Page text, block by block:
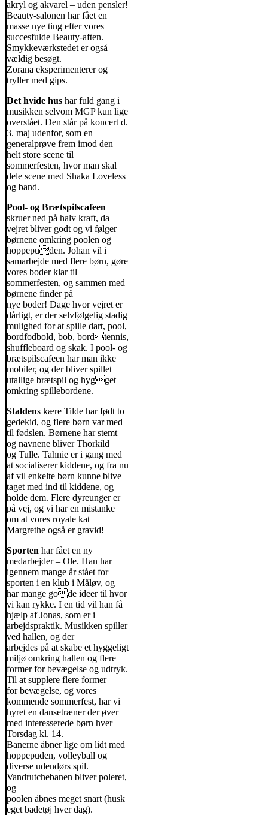
akryl og akvarel – uden pensler!
Beauty-salonen har fået en
masse nye ting efter vores
succesfulde Beauty-aften.
Smykkeværkstedet er også
vældig besøgt.
Zorana eksperimenterer og
tryller med gips.
Det hvide hus har fuld gang i
musikken selvom MGP kun lige
overstået. Den står på koncert d.
3. maj udenfor, som en
generalprøve frem imod den
helt store scene til
sommerfesten, hvor man skal
dele scene med Shaka Loveless
og band.
Pool- og Brætspilscafeen
skruer ned på halv kraft, da
vejret bliver godt og vi følger
børnene omkring poolen og
hoppepuden. Johan vil i
samarbejde med flere børn, gøre
vores boder klar til
sommerfesten, og sammen med
børnene finder på
nye boder! Dage hvor vejret er
dårligt, er der selvfølgelig stadig
mulighed for at spille dart, pool,
bordfodbold, bob, bordtennis,
shuffleboard og skak. I pool- og
brætspilscafeen har man ikke
mobiler, og der bliver spillet
utallige brætspil og hygget
omkring spillebordene.
Staldens kære Tilde har født to
gedekid, og flere børn var med
til fødslen. Børnene har stemt –
og navnene bliver Thorkild
og Tulle. Tahnie er i gang med
at socialiserer kiddene, og fra nu
af vil enkelte børn kunne blive
taget med ind til kiddene, og
holde dem. Flere dyreunger er
på vej, og vi har en mistanke
om at vores royale kat
Margrethe også er gravid!
Sporten har fået en ny
medarbejder – Ole. Han har
igennem mange år stået for
sporten i en klub i Måløv, og
har mange gode ideer til hvor
vi kan rykke. I en tid vil han få
hjælp af Jonas, som er i
arbejdspraktik. Musikken spiller
ved hallen, og der
arbejdes på at skabe et hyggeligt
miljø omkring hallen og flere
former for bevægelse og udtryk.
Til at supplere flere former
for bevægelse, og vores
kommende sommerfest, har vi
hyret en dansetræner der øver
med interesserede børn hver
Torsdag kl. 14.
Banerne åbner lige om lidt med
hoppepuden, volleyball og
diverse udendørs spil.
Vandrutchebanen bliver poleret,
og
poolen åbnes meget snart (husk
eget badetøj hver dag).